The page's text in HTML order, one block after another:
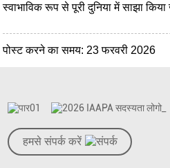
स्वाभाविक रूप से पूरी दुनिया में साझा
पोस्ट करने का समय: 23 फरवरी 2026
हमसे संपर्क करें